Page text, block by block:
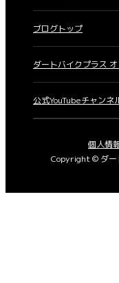
ブログトップ
ダートバイクプラス
公式YouTubeチャンネ
Copyright © ダー
個人情